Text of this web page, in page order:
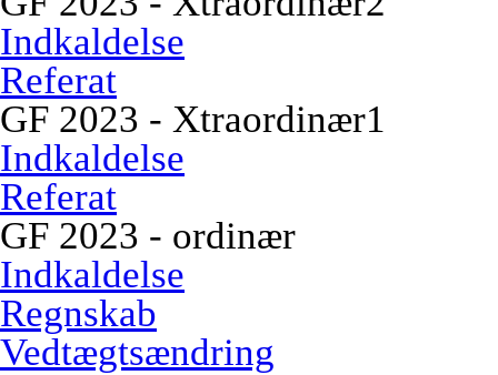
Indkaldelse
Referat
GF 2023 - Xtraordinær1
Indkaldelse
Referat
GF 2023 - ordinær
Indkaldelse
Regnskab
Vedtægtsændring